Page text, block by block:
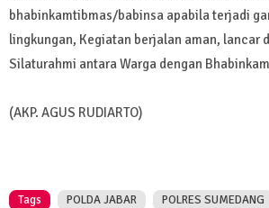
bhabinkamtibmas/babinsa apabila terjadi
lingkungan, Kegiatan berjalan aman, lancar
Silaturahmi antara Warga dengan
(AKP. AGUS RUDIARTO)
Tags POLDA JABAR POLRES SUMEDANG